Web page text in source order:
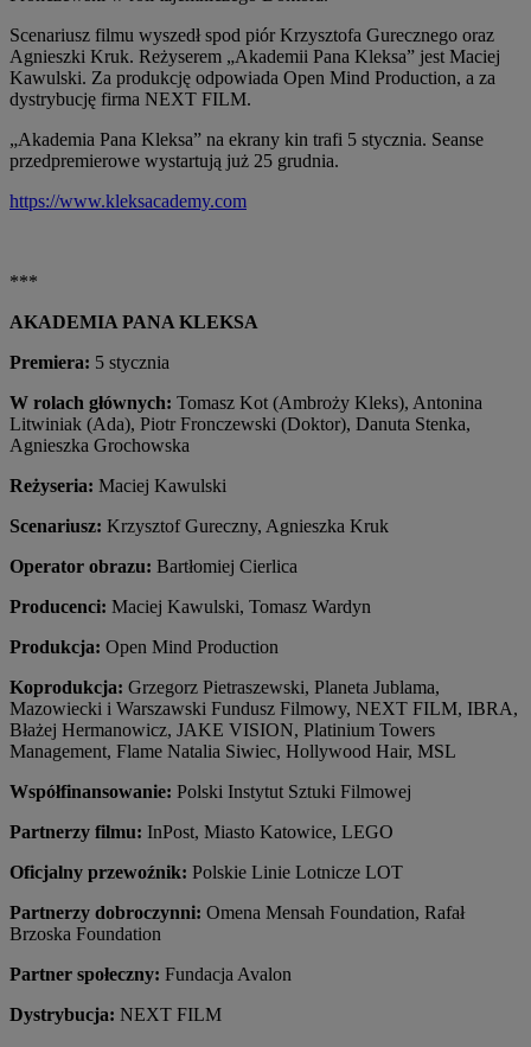
Scenariusz filmu wyszedł spod piór Krzysztofa Gurecznego oraz
Agnieszki Kruk. Reżyserem „Akademii Pana Kleksa” jest Maciej
Kawulski. Za produkcję odpowiada Open Mind Production, a za
dystrybucję firma NEXT FILM.
„Akademia Pana Kleksa” na ekrany kin trafi 5 stycznia. Seanse
przedpremierowe wystartują już 25 grudnia.
https://www.kleksacademy.com
***
AKADEMIA PANA KLEKSA
Premiera: 5 stycznia
W rolach głównych: Tomasz Kot (Ambroży Kleks), Antonina
Litwiniak (Ada), Piotr Fronczewski (Doktor), Danuta Stenka,
Agnieszka Grochowska
Reżyseria: Maciej Kawulski
Scenariusz: Krzysztof Gureczny, Agnieszka Kruk
Operator obrazu: Bartłomiej Cierlica
Producenci: Maciej Kawulski, Tomasz Wardyn
Produkcja: Open Mind Production
Koprodukcja: Grzegorz Pietraszewski, Planeta Jublama,
Mazowiecki i Warszawski Fundusz Filmowy, NEXT FILM, IBRA,
Błażej Hermanowicz, JAKE VISION, Platinium Towers
Management, Flame Natalia Siwiec, Hollywood Hair, MSL
Współfinansowanie: Polski Instytut Sztuki Filmowej
Partnerzy filmu: InPost, Miasto Katowice, LEGO
Oficjalny przewoźnik: Polskie Linie Lotnicze LOT
Partnerzy dobroczynni: Omena Mensah Foundation, Rafał
Brzoska Foundation
Partner społeczny: Fundacja Avalon
Dystrybucja: NEXT FILM